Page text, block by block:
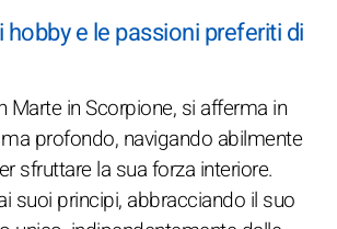
hobby e le passioni preferiti di
Marte in Scorpione, si afferma in
profondo, navigando abilmente
sfruttare la sua forza interiore.
suoi principi, abbracciando il suo